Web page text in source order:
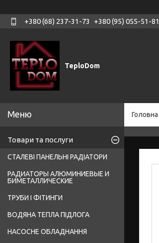
+380 (68) 237-31-73 +380 (95) 055-51-81
TeploDom
Головна
Товари та послуги
СТАЛЕВІ ПАНЕЛЬНІ РАДІАТОРИ
РАДИАТОРЫ АЛЮМИНИЕВЫЕ И
БИМЕТАЛЛИЧЕСКИЕ
ТРУБИ І ФІТИНГИ
ВОДЯНА ТЕПЛА ПІДЛОГА
НАСОСНЕ ОБЛАДНАННЯ